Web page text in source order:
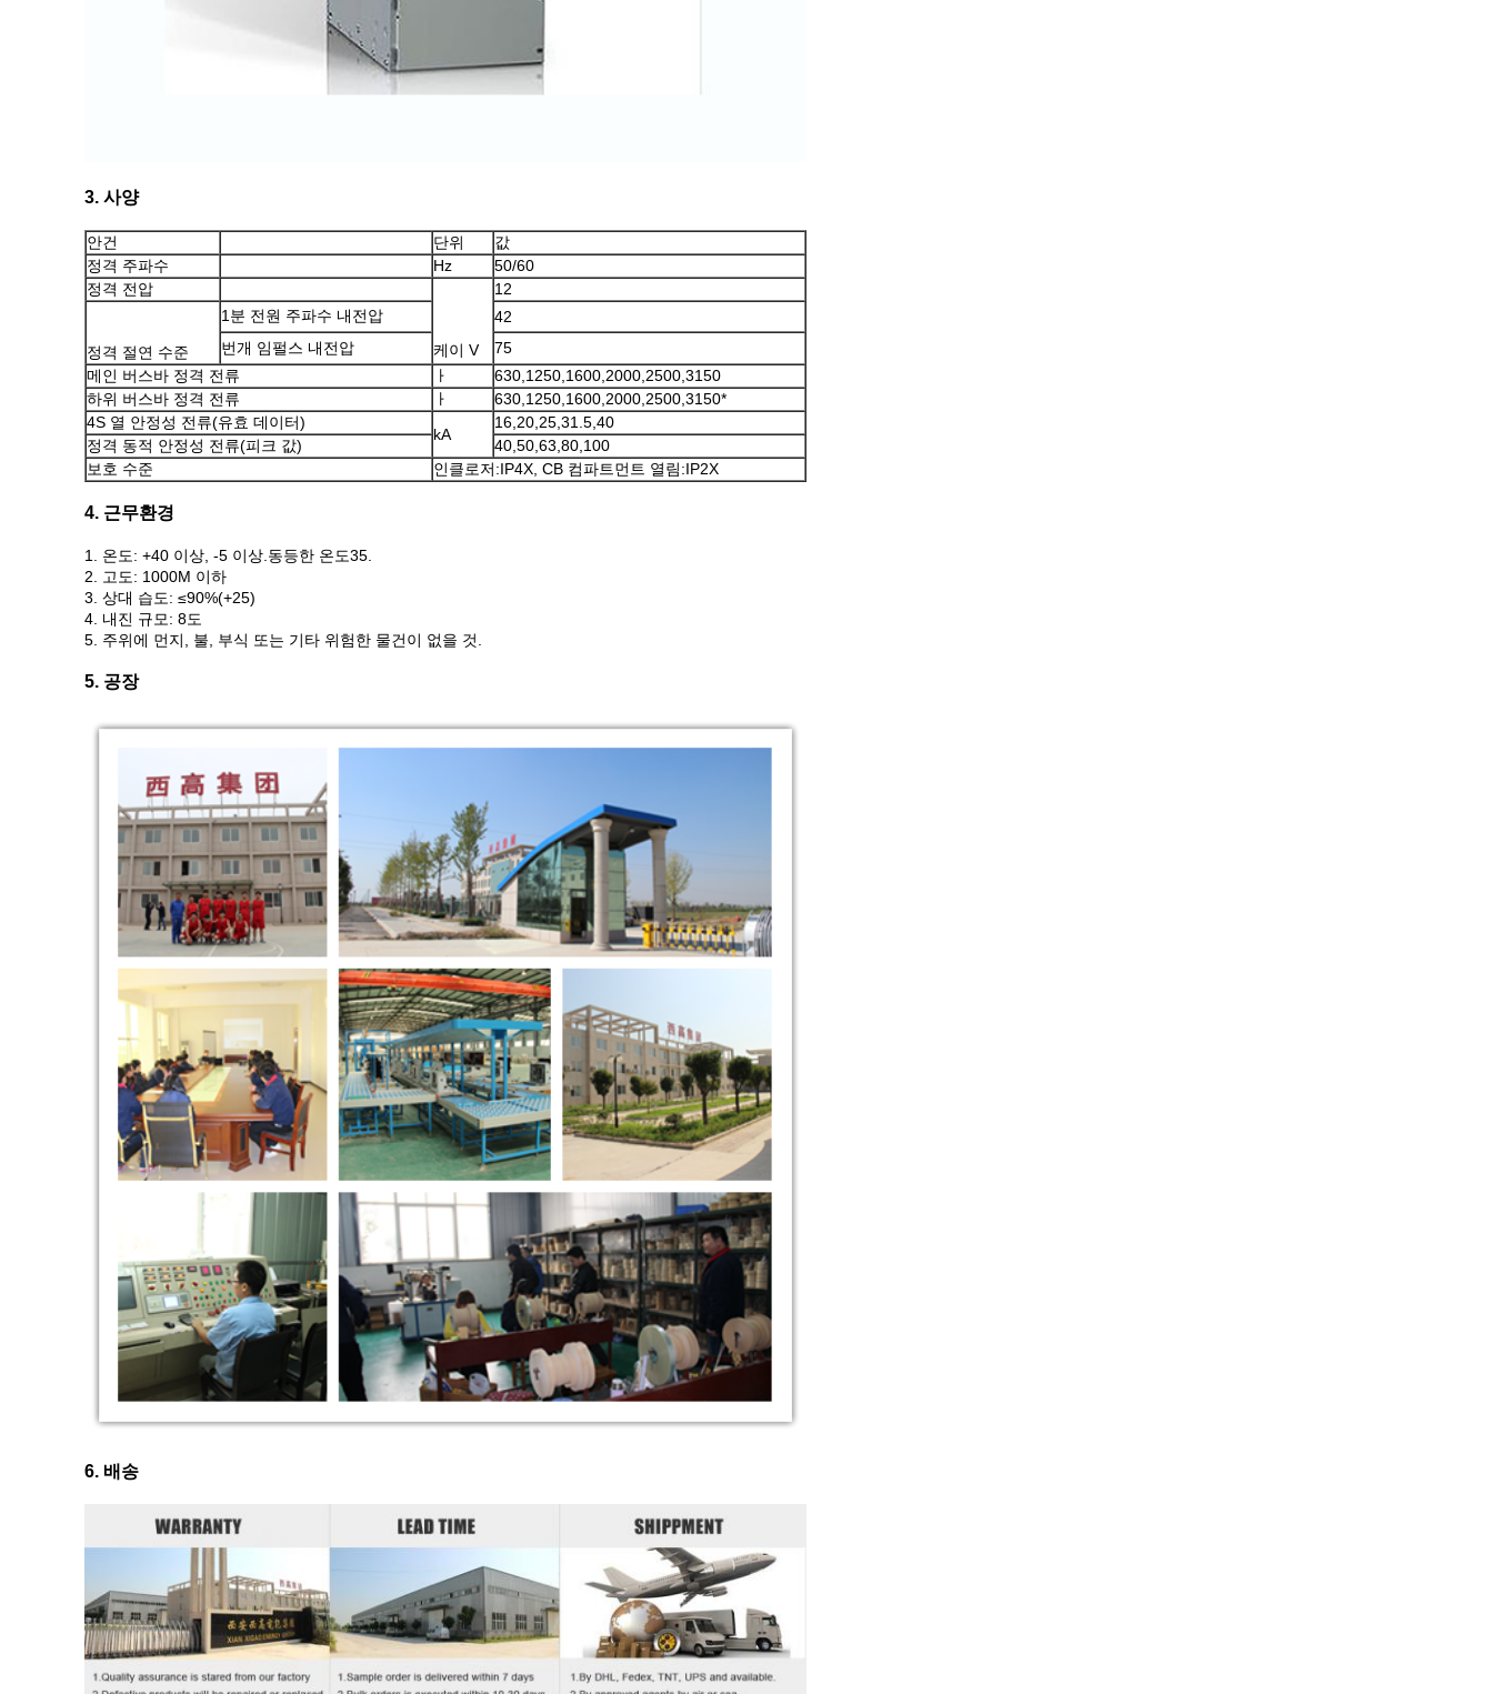
3. 사양
안건 단위
값
정격 주파수
Hz
50/60
정격 전압
케이 V
12
정격 절연 수준
1분 전원 주파수 내전압
42
번개 임펄스 내전압
75
메인 버스바 정격 전류
ㅏ
630,1250,1600,2000,2500,3150
하위 버스바 정격 전류
ㅏ
630,1250,1600,2000,2500,3150*
4S 열 안정성 전류(유효 데이터)
kA
16,20,25,31.5,40
정격 동적 안정성 전류(피크 값)
40,50,63,80,100
보호 수준
인클로저:IP4X, CB 컴파트먼트 열림:IP2X
4. 근무환경
1. 온도: +40 이상, -5 이상.동등한 온도35.
2. 고도: 1000M 이하
3. 상대 습도: ≤90%(+25)
4. 내진 규모: 8도
5. 주위에 먼지, 불, 부식 또는 기타 위험한 물건이 없을 것.
5. 공장
6. 배송